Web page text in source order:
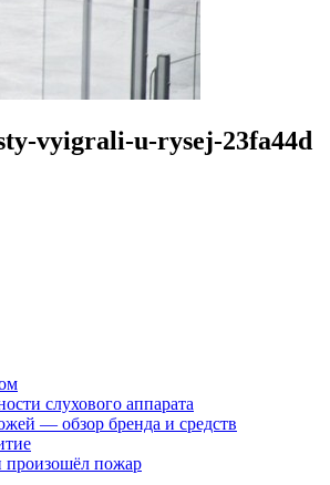
vyigrali-u-rysej-23fa44d
слухового аппарата
— обзор бренда и средств
произошёл пожар